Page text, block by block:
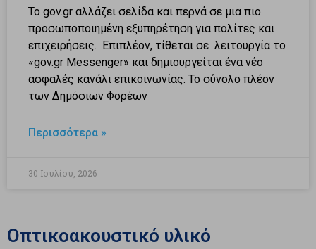
Το gov.gr αλλάζει σελίδα και περνά σε μια πιο
προσωποποιημένη εξυπηρέτηση για πολίτες και
επιχειρήσεις. Επιπλέον, τίθεται σε λειτουργία το
«gov.gr Μessenger» και δημιουργείται ένα νέο
ασφαλές κανάλι επικοινωνίας. Το σύνολο πλέον
των Δημόσιων Φορέων
Περισσότερα »
30 Ιουλίου, 2026
Οπτικοακουστικό υλικό